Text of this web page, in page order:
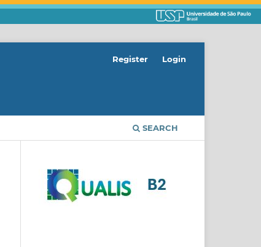
SEARCH
Register Login